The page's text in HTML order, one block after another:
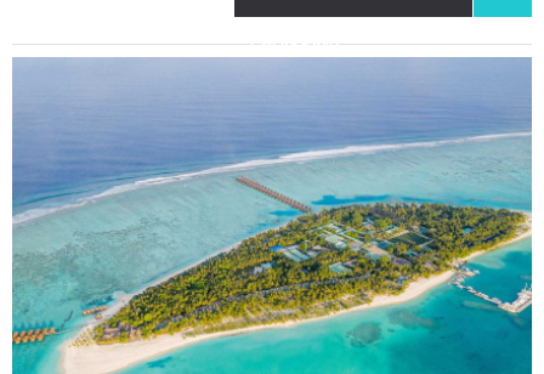
CROISSANT